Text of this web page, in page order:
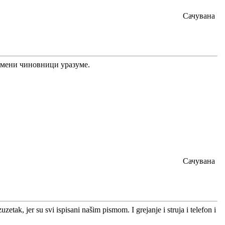
Сачувана
чиновници уразуме.
Сачувана
jer su svi ispisani našim pismom. I grejanje i struja i telefon i